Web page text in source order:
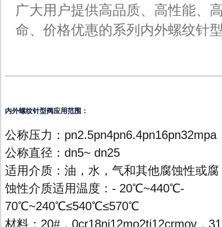
广大用户提供高品质、高性能、
命、价格优惠的系列内外螺纹针
内外螺纹针型阀应用范围：
公称压力：pn2.5pn4pn6.4pn16pn32mpa
公称直径：dn5~ dn25
适用介质：油，水，气和其他腐蚀性或腐
蚀性介质适用温度：- 20℃~440℃-
70℃~240℃≤540℃≤570℃
材料：20#，0cr18ni12mo2ti12crmov，